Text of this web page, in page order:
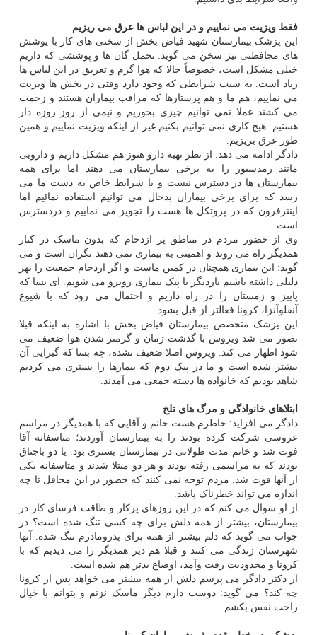
فقط ویزیت می نماییم و در این لباس ها عرق می ریزیم
این پزشک بیمارستان شهید فیاض بخش از سختی های کار با پوشش
های محافظتی نیز سخن می گوید: تحمل گان ها و پوششی که داریم
خیلی مشکل است، خصوصاً حالا که هوا گرم و تعریق در این لباس ها
زیاد است. به سبب شرایطی که وجود دارد وقتی در بخش ها ویزیت
می نماییم، هم ما و هم پرستارها که مراقب بیماران هستند و زحمت
می کشند عملا نمی توانیم چیزی بخوریم و نیمی از روز روزه دار
هستیم. هیچ کاری نمی توانیم بکنیم غیر از اینکه ویزیت نماییم و همین
طور عرق بریزیم.
دادگر ادامه می دهد: از نظر تهیه دارو هنوز هم مشکل داریم و دارویی
مانند رمدسیور را به برخی بیمارستان می دهند اما برای همه
بیمارستان ها در دسترس نیست و با شرایط خاص به دست ما می
رسد که برای برخی بیماران بدحال می توانیم استفاده نمائیم اما
اینترفرون که در پروتکل ها هست را تجویز می نماییم و دردسترس
است.
وی از حضور مردم در مناطق پر ازدحام که بدون ماسک در کنار
همدیگر راه می روند و اهمیتی به بیماری نمی دهند نگران است و می
گوید: این بیماری همچنان در کمین ماست و اگر ازدحام جمعیت را بهر
دلیلی داشته باشیم باردیگر با پیک بیماری روبرو می شویم. ای بسا که
پاییز و زمستان را در راه داریم و احتمال می رود که با شیوع
آنفلوآنزا، کرونا فعالتر از قبل بشود.
این پزشک متخصص بیمارستان فیاض بخش با اشاره به اینکه قبلا
تصور می شد ویروس با گذشت زمان و گرمتر شدن هوا ضعیف می
شود اظهار می کند: ویروس اصلا ضعیف نشده، چه بسا که گیرایی آن
بیشتر شده است و ما در پیک دوم که بیمارها را بستری می کردیم
شاهد بودیم که خانواده ها دسته جمعی می آمدند.
ابتلاهای خانوادگی و مرگ های تلخ
دادگر می افزاید: خاطرم هست خانم و آقایی که با همدیگر در مراسم
عروسی شرکت کرده بودند را به بیمارستان آوردند؛ متاسفانه آقا
فوت شد و خانم مدت طولانی در بیمارستان بستری بود. یا دو باجناق
بودند که به مراسمی رفته بودند و هر دو مبتلا شدند و متاسفانه یکی
از آنها فوت شد. مردم توجه نمی کنند که حضور در این محافل تا چه
اندازه می تواند خطرناک باشد.
از او سوال می کنم که در این روزهای پرکار و طاقت فرسای کار در
بیمارستان، بیشتر از همه دلش برای چه کسی تنگ شده است؟ در
جواب می گوید که دلم بیشتر از همه برای پدرومادرم تنگ شده. آنها
شهرستان زندگی می کنند و قبلا هم دیر همدیگر را می دیدیم که با
کرونا و محدودیت رفت وآمد، اوضاع بدتر هم شده است.
از دکتر دادگر می پرسم دلش از همه بیشتر می خواهد پس از کرونا
چه کند؟ می گوید: دوست دارم دیگر ماسک نزنم و بتوانم با خیال
راحت نفس بکشم...